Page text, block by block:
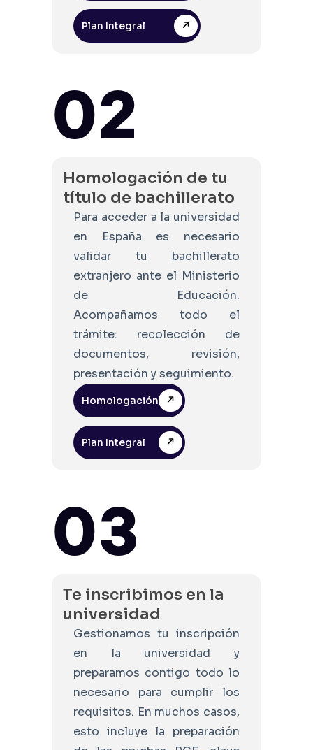
Plan Integral
02
Homologación de tu
título de bachillerato
Para acceder a la universidad
en España es necesario
validar tu bachillerato
extranjero ante el Ministerio
de Educación.
Acompañamos todo el
trámite: recolección de
documentos, revisión,
presentación y seguimiento.
Homologación
Plan Integral
03
Te inscribimos en la
universidad
Gestionamos tu inscripción
en la universidad y
preparamos contigo todo lo
necesario para cumplir los
requisitos. En muchos casos,
esto incluye la preparación